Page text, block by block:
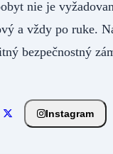
nie je
a vždy po ruke.
bezpečnostný
Instagram